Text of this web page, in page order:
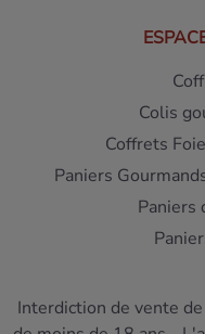
Colis
Coffrets
Paniers
Paniers
Interdiction de vente